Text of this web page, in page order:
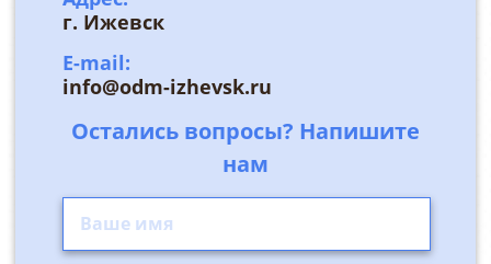
г. Ижевск
E-mail:
info@odm-izhevsk.ru
Остались вопросы? Напишите
нам